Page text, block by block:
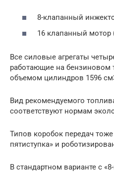
8-клапанный
16 клапанный мотор
Все силовые агрегаты
работающие на бензиновом
объемом цилиндров 1596
Вид рекомендуемого
соответствуют нормам
Типов коробок передач
пятиступка» и
В стандартном варианте с